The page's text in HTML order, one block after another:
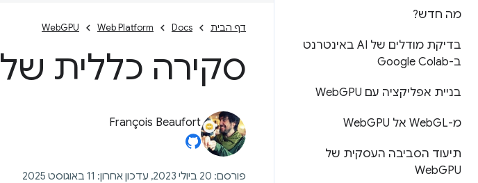
מה חדש?
בדיקת מודלים של AI באינטרנט
ב-Google Colab
בניית אפליקציה עם Web GPU
מ-WebGL אל Web GPU
תיעוד הסביבה העסקית של
WebGPU
דף הבית Docs
Web Platform
WebGPU
סקירה כללית של Web
François Beaufort
פורסם: 20 ביולי 2023, עדכון אחרון: 11 באוגוסט 2025